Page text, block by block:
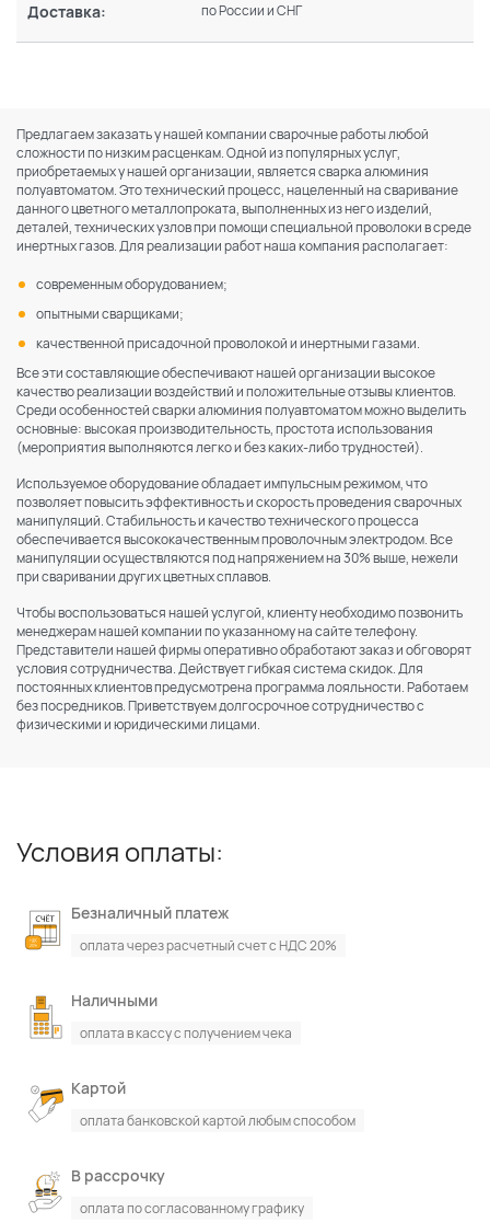
Доставка: по России и СНГ
Предлагаем заказать у нашей компании сварочные работы любой
сложности по низким расценкам. Одной из популярных услуг,
приобретаемых у нашей организации, является сварка алюминия
полуавтоматом. Это технический процесс, нацеленный на сваривание
данного цветного металлопроката, выполненных из него изделий,
деталей, технических узлов при помощи специальной проволоки в среде
инертных газов. Для реализации работ наша компания располагает:
современным оборудованием;
опытными сварщиками;
качественной присадочной проволокой и инертными газами.
Все эти составляющие обеспечивают нашей организации высокое
качество реализации воздействий и положительные отзывы клиентов.
Среди особенностей сварки алюминия полуавтоматом можно выделить
основные: высокая производительность, простота использования
(мероприятия выполняются легко и без каких-либо трудностей).
Используемое оборудование обладает импульсным режимом, что
позволяет повысить эффективность и скорость проведения сварочных
манипуляций. Стабильность и качество технического процесса
обеспечивается высококачественным проволочным электродом. Все
манипуляции осуществляются под напряжением на 30% выше, нежели
при сваривании других цветных сплавов.
Чтобы воспользоваться нашей услугой, клиенту необходимо позвонить
менеджерам нашей компании по указанному на сайте телефону.
Представители нашей фирмы оперативно обработают заказ и обговорят
условия сотрудничества. Действует гибкая система скидок. Для
постоянных клиентов предусмотрена программа лояльности. Работаем
без посредников. Приветствуем долгосрочное сотрудничество с
физическими и юридическими лицами.
Условия оплаты:
Безналичный платеж
оплата через расчетный счет с НДС 20%
Наличными
оплата в кассу с получением чека
Картой
оплата банковской картой любым способом
В рассрочку
оплата по согласованному графику